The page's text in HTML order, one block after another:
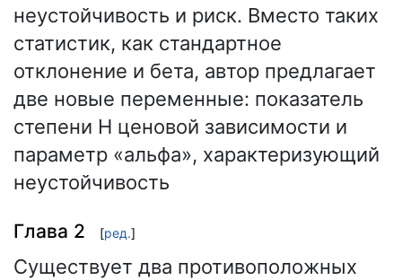
неустойчивость и риск. Вместо таких
статистик, как стандартное
отклонение и бета, автор предлагает
две новые переменные: показатель
степени Н ценовой зависимости и
параметр «альфа», характеризующий
неустойчивость
Глава 2 [ред.]
Существует два противоположных